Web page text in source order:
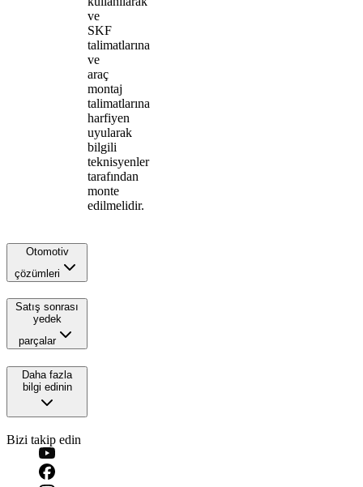
ve
SKF
talimatlarına
ve
araç
montaj
talimatlarına
harfiyen
uyularak
bilgili
teknisyenler
tarafından
monte
edilmelidir.
Otomotiv
çözümleri
Satış sonrası
yedek
parçalar
Daha fazla
bilgi edinin
Bizi takip edin